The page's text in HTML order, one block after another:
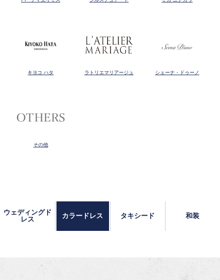
キヨコ ハタ ラトリエマリアージュ シェーナ・ドゥーノ
その他
ウェディングド
レス
カラードレス タキシード 和装